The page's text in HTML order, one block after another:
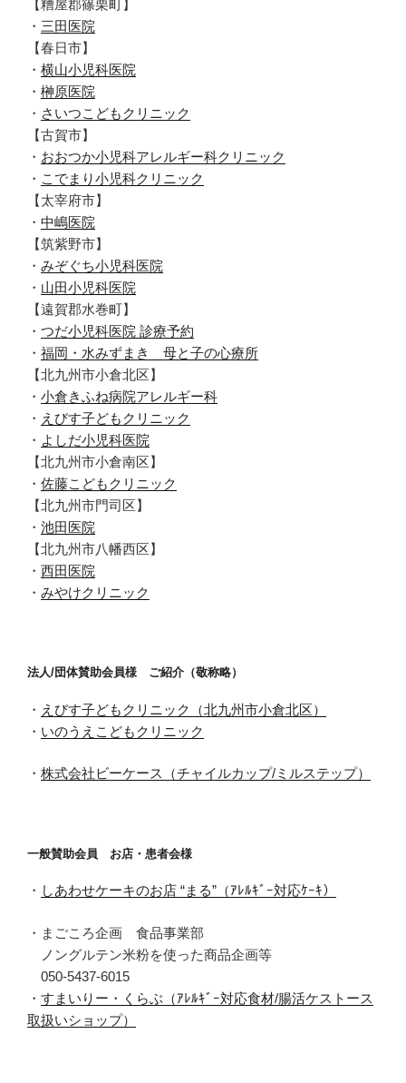
【糟屋郡篠栗町】
・ 三田医院
【春日市】
・ 横山小児科医院
・ 榊原医院
・ さいつこどもクリニック
【古賀市】
・ おおつか小児科アレルギー科クリニック
・ こでまり小児科クリニック
【太宰府市】
・ 中嶋医院
【筑紫野市】
・ みぞぐち小児科医院
・ 山田小児科医院
【遠賀郡水巻町】
・ つだ小児科医院 診療予約
・ 福岡・水みずまき 母と子の心療所
【北九州市小倉北区】
・ 小倉きふね病院アレルギー科
・ えびす子どもクリニック
・ よしだ小児科医院
【北九州市小倉南区】
・ 佐藤こどもクリニック
【北九州市門司区】
・ 池田医院
【北九州市八幡西区】
・ 西田医院
・ みやけクリニック
法人/団体賛助会員様 ご紹介（敬称略）
・ えびす子どもクリニック（北九州市小倉北区）
・ いのうえこどもクリニック
・ 株式会社ビーケース（チャイルカップ/ミルステップ）
一般賛助会員 お店・患者会様
・ しあわせケーキのお店 “まる”（ｱﾚﾙｷﾞｰ対応ｹｰｷ）
・まごころ企画 食品事業部
ノングルテン米粉を使った商品企画等
050-5437-6015
・ すまいりー・くらぶ（ｱﾚﾙｷﾞｰ対応食材/腸活ケストース
取扱いショップ）